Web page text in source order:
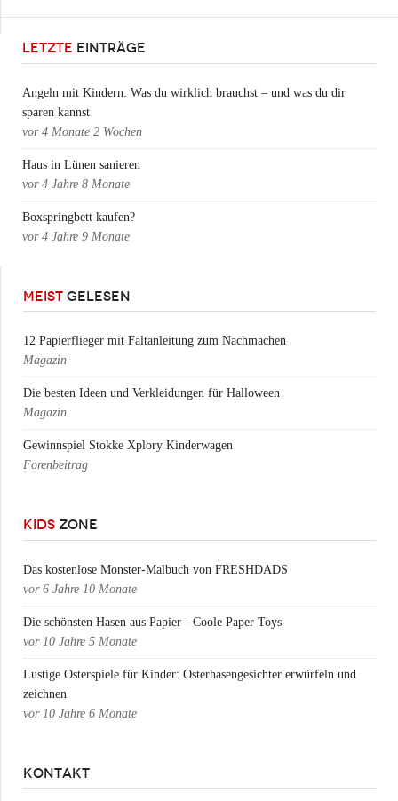
LETZTE EINTRÄGE
Angeln mit Kindern: Was du wirklich brauchst – und was du dir
sparen kannst
vor 4 Monate 2 Wochen
Haus in Lünen sanieren
vor 4 Jahre 8 Monate
Boxspringbett kaufen?
vor 4 Jahre 9 Monate
MEIST GELESEN
12 Papierflieger mit Faltanleitung zum Nachmachen
Magazin
Die besten Ideen und Verkleidungen für Halloween
Magazin
Gewinnspiel Stokke Xplory Kinderwagen
Forenbeitrag
KIDS ZONE
Das kostenlose Monster-Malbuch von FRESHDADS
vor 6 Jahre 10 Monate
Die schönsten Hasen aus Papier - Coole Paper Toys
vor 10 Jahre 5 Monate
Lustige Osterspiele für Kinder: Osterhasengesichter erwürfeln und
zeichnen
vor 10 Jahre 6 Monate
KONTAKT